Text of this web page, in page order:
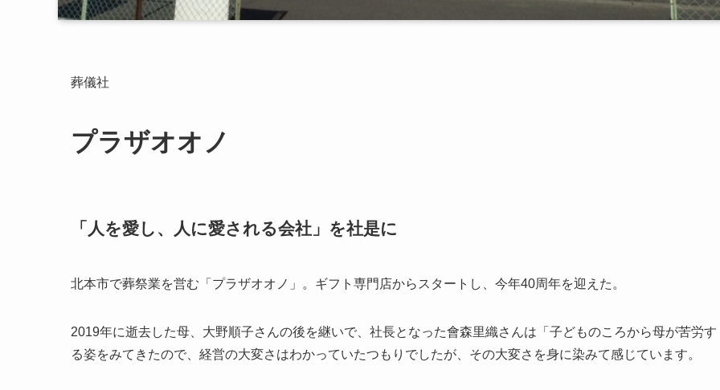
葬儀社
プラザオオノ
「人を愛し、人に愛される会社」を社是に
北本市で葬祭業を営む「プラザオオノ」。ギフト専門店からスタートし、今年40周年を迎えた。
2019年に逝去した母、大野順子さんの後を継いで、社長となった會森里織さんは「子どものころから母が苦労す
る姿をみてきたので、経営の大変さはわかっていたつもりでしたが、その大変さを身に染みて感じています。